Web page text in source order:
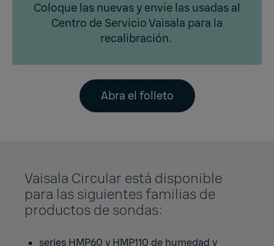
Coloque las nuevas y envíe las usadas al
Centro de Servicio Vaisala para la
recalibración.
Abra el folleto
Vaisala Circular está disponible
para las siguientes familias de
productos de sondas:
series HMP60 y HMP110 de humedad y